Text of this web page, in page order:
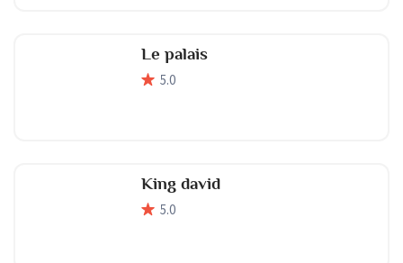
Le palais
5.0
King david
5.0